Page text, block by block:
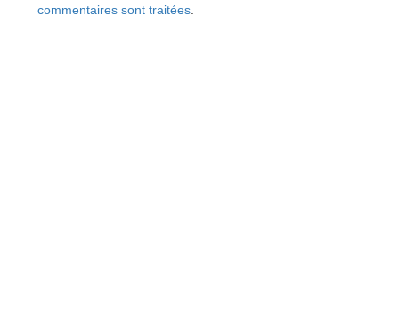
commentaires sont traitées